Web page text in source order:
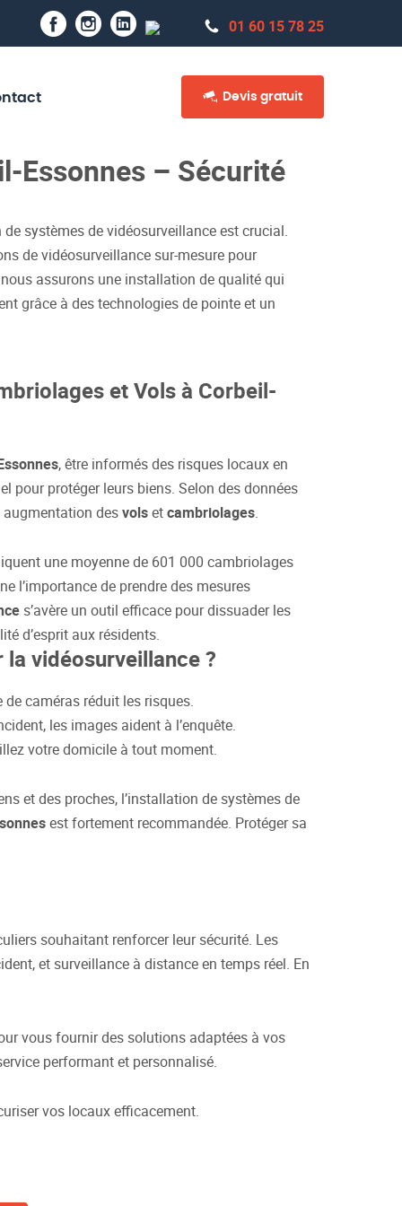
01 60 15 78 25
Devis gratuit
Essonnes – Sécurité
systèmes de vidéosurveillance est crucial.
de vidéosurveillance sur-mesure pour
assurons une installation de qualité qui
grâce à des technologies de pointe et un
et Vols à Corbeil-
, être informés des risques locaux en
pour protéger leurs biens. Selon des données
desvolsetcambriolages.
une moyenne de 601 000 cambriolages
l’importance de prendre des mesures
s’avère un outil efficace pour dissuader les
d’esprit aux résidents.
vidéosurveillance ?
de caméras réduit les risques.
les images aident à l’enquête.
votre domicile à tout moment.
et des proches, l’installation de systèmes de
est fortement recommandée. Protéger sa
souhaitant renforcer leur sécurité. Les
et surveillance à distance en temps réel. En
vous fournir des solutions adaptées à vos
performant et personnalisé.
vos locaux efficacement.